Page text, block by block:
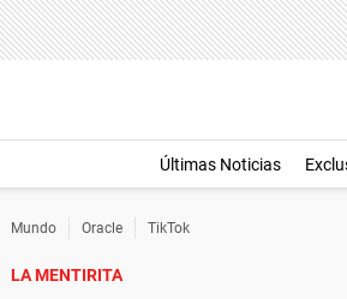
Últimas Noticias
Mundo Oracle TikTok
LA MENTIRITA